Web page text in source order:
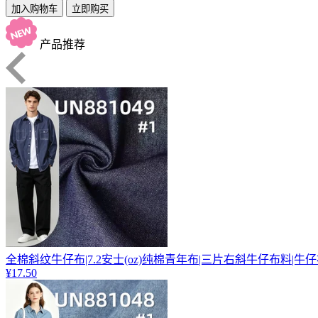
加入购物车 立即购买
产品推荐
全棉斜纹牛仔布|7.2安士(oz)纯棉青年布|三片右斜牛仔布料|牛
¥17.50